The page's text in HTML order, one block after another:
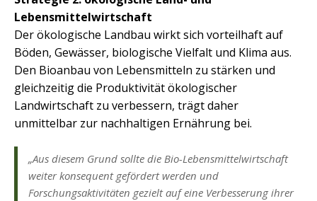
Lebensmittelwirtschaft
Der ökologische Landbau wirkt sich vorteilhaft auf
Böden, Gewässer, biologische Vielfalt und Klima aus.
Den Bioanbau von Lebensmitteln zu stärken und
gleichzeitig die Produktivität ökologischer
Landwirtschaft zu verbessern, trägt daher
unmittelbar zur nachhaltigen Ernährung bei.
„Aus diesem Grund sollte die Bio-Lebensmittelwirtschaft
weiter konsequent gefördert werden und
Forschungsaktivitäten gezielt auf eine Verbesserung ihrer